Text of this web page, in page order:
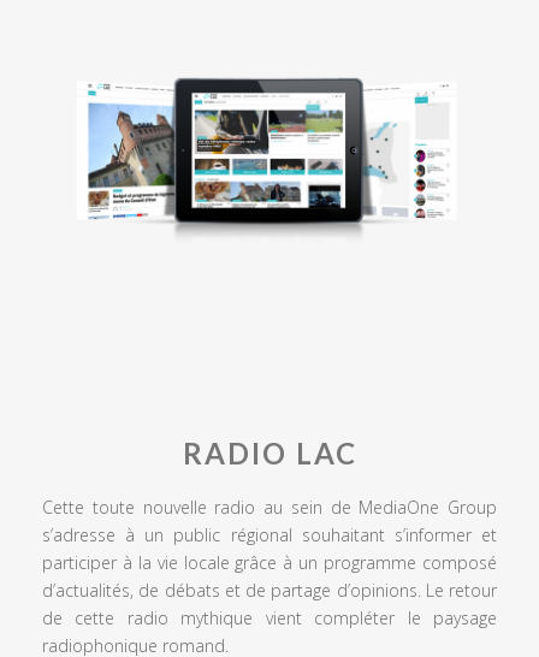
RADIO LAC
Cette toute nouvelle radio au sein de MediaOne Group
s’adresse à un public régional souhaitant s’informer et
participer à la vie locale grâce à un programme composé
d’actualités, de débats et de partage d’opinions. Le retour
de cette radio mythique vient compléter le paysage
radiophonique romand.